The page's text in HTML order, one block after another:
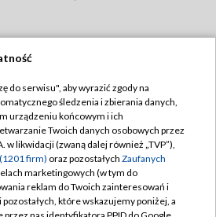
TVP
Cyfrowa
Regulamin TVP
prywatności
Moje zgody
Pomoc
do serwisu", aby wyrazić zgody na
śledzenia i zbierania danych,
urządzeniu końcowym i ich
Twoich danych osobowych przez
w likwidacji (zwaną dalej również „TVP”),
firm) oraz pozostałych Zaufanych
marketingowych (w tym do
reklam do Twoich zainteresowań i
które wskazujemy poniżej, a